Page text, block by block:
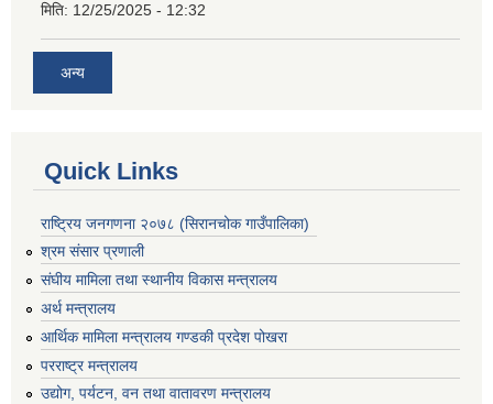
मिति: 12/25/2025 - 12:32
अन्य
Quick Links
राष्ट्रिय जनगणना २०७८ (सिरानचोक गाउँपालिका)
श्रम संसार प्रणाली
संघीय मामिला तथा स्थानीय विकास मन्त्रालय
अर्थ मन्त्रालय
आर्थिक मामिला मन्त्रालय गण्डकी प्रदेश पोखरा
परराष्ट्र मन्त्रालय
उद्योग, पर्यटन, वन तथा वातावरण मन्त्रालय